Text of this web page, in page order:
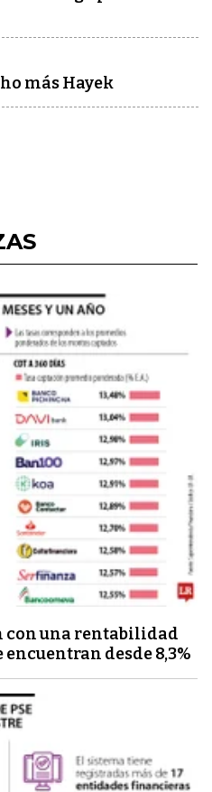
más Hayek
con una rentabilidad
encuentran desde 8,3%